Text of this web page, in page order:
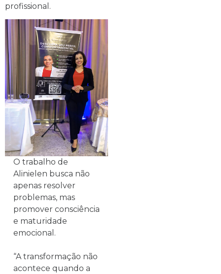
profissional.
O trabalho de
Alinielen busca não
apenas resolver
problemas, mas
promover consciência
e maturidade
emocional.
“A transformação não
acontece quando a